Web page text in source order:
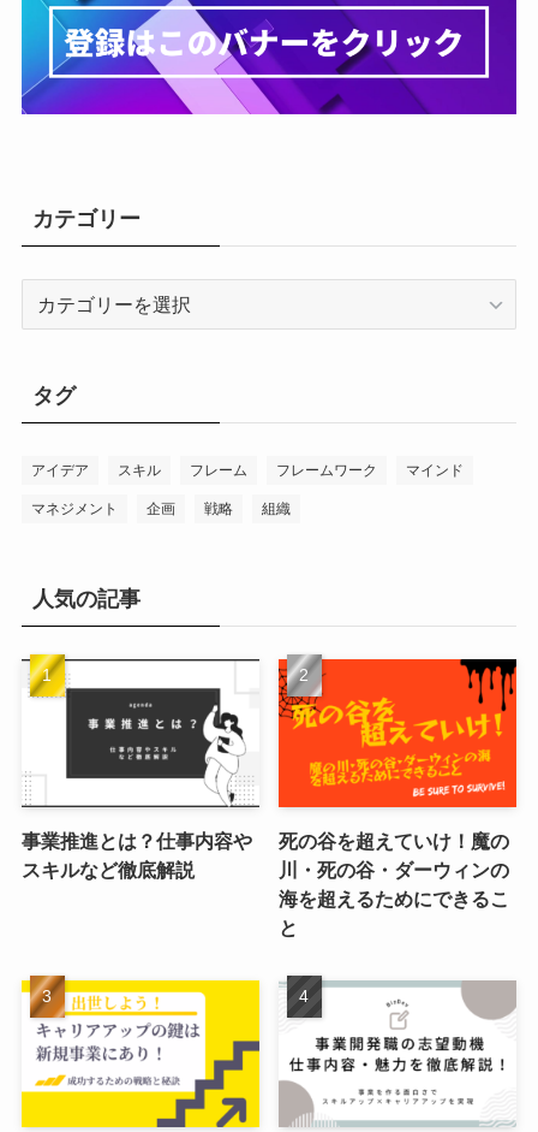
カテゴリー
ー
タグ
アイデア スキル フレーム フレームワーク マインド
マネジメント 企画 戦略 組織
人気の記事
事業推進とは？仕事内容や
スキルなど徹底解説
死の谷を超えていけ！魔の
川・死の谷・ダーウィンの
海を超えるためにできるこ
と